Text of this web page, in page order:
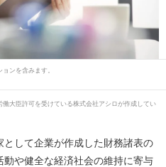
ンを含みます。
働大臣許可を受けている株式会社アシロが作成してい
して企業が作成した財務諸表の
や健全な経済社会の維持に寄与